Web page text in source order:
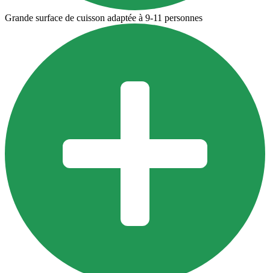
Grande surface de cuisson adaptée à 9-11 personnes